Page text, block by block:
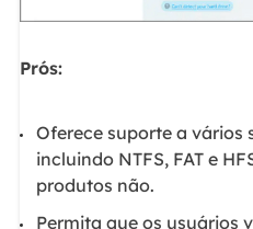
Prós:
Oferece suporte a vários
incluindo NTFS, FAT e
produtos não.
Permita que os usuários